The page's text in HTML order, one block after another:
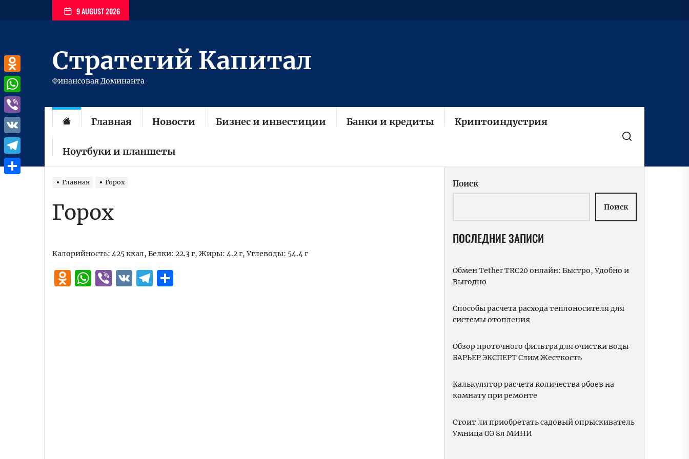
9 AUGUST 2026
Стратегий Капитал
Финансовая Доминанта
Главная Новости Бизнес и инвестиции Банки и кредиты Криптоиндустрия
Ноутбуки и планшеты
Главная Горох
Горох
Калорийность: 425 ккал, Белки: 22.3 г, Жиры: 4.2 г, Углеводы: 54.4 г
Odnoklassniki
WhatsApp
Viber
VK Telegram
Поиск
Поиск
ПОСЛЕДНИЕ ЗАПИСИ
Обмен Tether TRC20 онлайн: Быстро, Удобно и
Выгодно
Способы расчета расхода теплоносителя для
системы отопления
Обзор проточного фильтра для очистки воды
БАРЬЕР ЭКСПЕРТ Слим Жесткость
Калькулятор расчета количества обоев на
комнату при ремонте
Стоит ли приобретать садовый опрыскиватель
Умница ОЭ 8л МИНИ
Odnoklassniki
WhatsApp
Viber
VK
Telegram